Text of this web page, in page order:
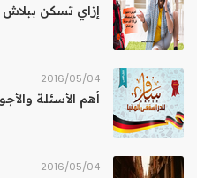
إزاي تسكن ببلاش Couchsurfing
04‏/05‏/2016
أهم الأسئلة
04‏/05‏/2016